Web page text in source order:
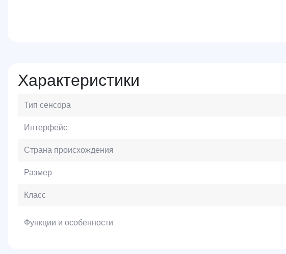
Характеристики
Тип сенсора
Интерфейс
Страна происхождения
Размер
Класс
Функции и особенности